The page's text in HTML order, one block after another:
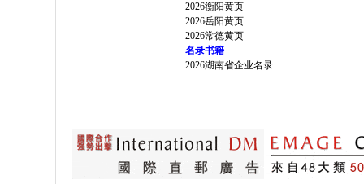
2026衡阳黄页
2026岳阳黄页
2026常德黄页
名录书籍
2026湖南省企业名录